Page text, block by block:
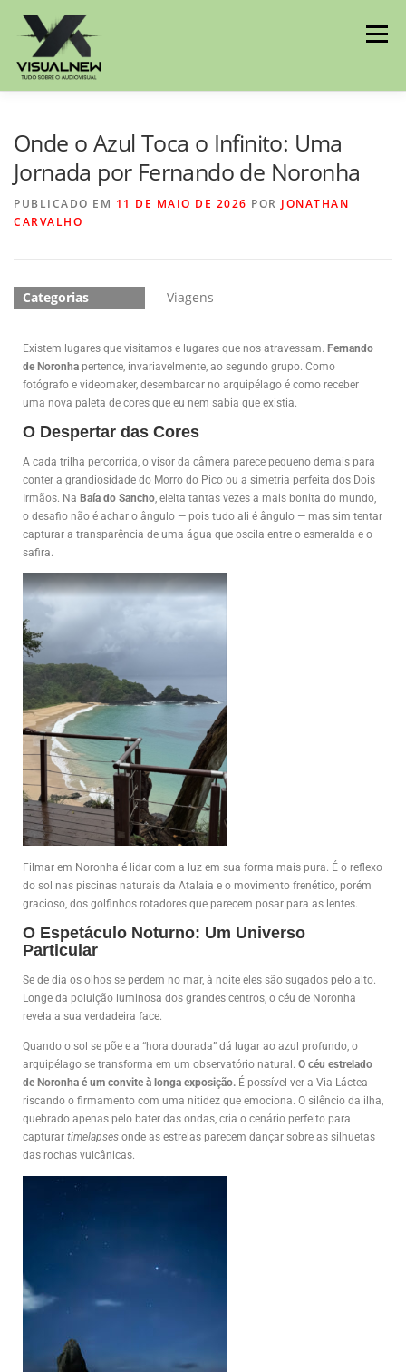
Menu
Onde o Azul Toca o Infinito: Uma
Jornada por Fernando de Noronha
PUBLICADO EM 11 DE MAIO DE 2026 POR JONATHAN
CARVALHO
Categorias Viagens
Existem lugares que visitamos e lugares que nos atravessam. Fernando
de Noronha pertence, invariavelmente, ao segundo grupo. Como
fotógrafo e videomaker, desembarcar no arquipélago é como receber
uma nova paleta de cores que eu nem sabia que existia.
O Despertar das Cores
A cada trilha percorrida, o visor da câmera parece pequeno demais para
conter a grandiosidade do Morro do Pico ou a simetria perfeita dos Dois
Irmãos. Na Baía do Sancho, eleita tantas vezes a mais bonita do mundo,
o desafio não é achar o ângulo — pois tudo ali é ângulo — mas sim tentar
capturar a transparência de uma água que oscila entre o esmeralda e o
safira.
Filmar em Noronha é lidar com a luz em sua forma mais pura. É o reflexo
do sol nas piscinas naturais da Atalaia e o movimento frenético, porém
gracioso, dos golfinhos rotadores que parecem posar para as lentes.
O Espetáculo Noturno: Um Universo
Particular
Se de dia os olhos se perdem no mar, à noite eles são sugados pelo alto.
Longe da poluição luminosa dos grandes centros, o céu de Noronha
revela a sua verdadeira face.
Quando o sol se põe e a “hora dourada” dá lugar ao azul profundo, o
arquipélago se transforma em um observatório natural. O céu estrelado
de Noronha é um convite à longa exposição. É possível ver a Via Láctea
riscando o firmamento com uma nitidez que emociona. O silêncio da ilha,
quebrado apenas pelo bater das ondas, cria o cenário perfeito para
capturar timelapses onde as estrelas parecem dançar sobre as silhuetas
das rochas vulcânicas.